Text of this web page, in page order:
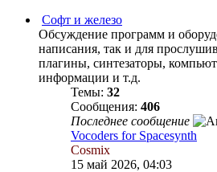
Софт и железо
Обсуждение программ и
написания, так и для
плагины, синтезаторы,
информации и т.д.
Темы: 32
Сообщения: 406
Последнее сообщение
Vocoders for Spacesynth
Cosmix
15 май 2026, 04:03